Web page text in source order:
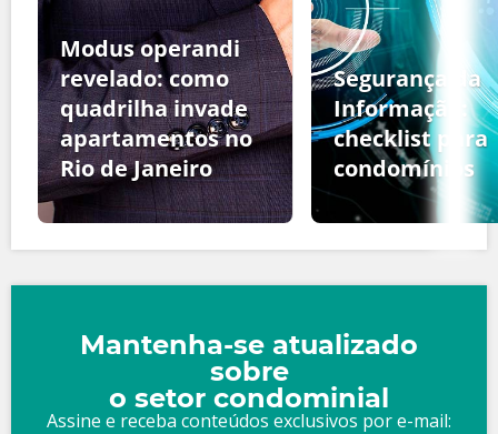
Modus operandi
revelado: como
quadrilha invade
apartamentos no
Rio de Janeiro
Segurança da
Informação:
checklist para
condomínios
Mantenha-se atualizado
sobre
o setor condominial
Assine e receba conteúdos exclusivos por e-mail: